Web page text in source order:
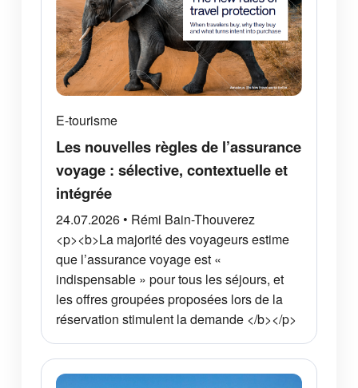
E-tourisme
Les nouvelles règles de l’assurance
voyage : sélective, contextuelle et
intégrée
24.07.2026 • Rémi Bain-Thouverez
<p><b>La majorité des voyageurs estime
que l’assurance voyage est «
indispensable » pour tous les séjours, et
les offres groupées proposées lors de la
réservation stimulent la demande </b></p>